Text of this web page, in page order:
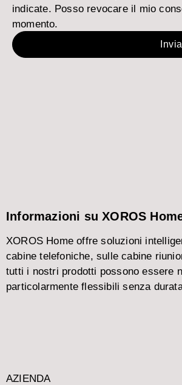
indicate. Posso revocare il mio
momento.
Informazioni su XOROS
XOROS Home offre soluzioni
cabine telefoniche, sulle cabine
tutti i nostri prodotti possono essere
particolarmente flessibili senza
AZIENDA